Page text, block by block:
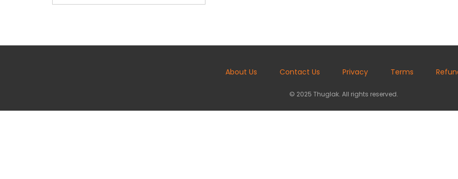
About Us Contact Us Privacy Terms
© 2025 Thuglak. All rights reserved.